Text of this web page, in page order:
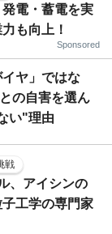
電・蓄電を実
も向上！
Sponsored
イヤ」ではな
の自害を選ん
い"理由
戦
、アイシンの
工学の専門家